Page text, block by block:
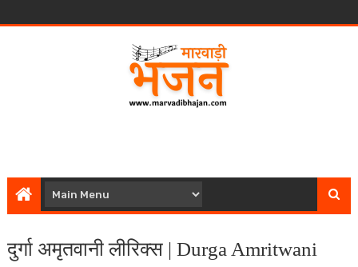
दुर्गा अमृतवानी लीरिक्स | Durga Amritwani